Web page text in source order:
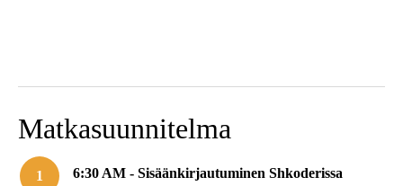
Matkasuunnitelma
1
6:30 AM - Sisäänkirjautuminen Shkoderissa